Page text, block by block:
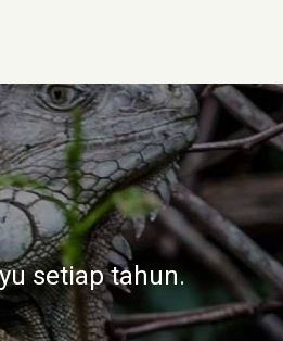
setiap tahun.
dengan sekitar 1
kayu dari hutan
karena pensil sering